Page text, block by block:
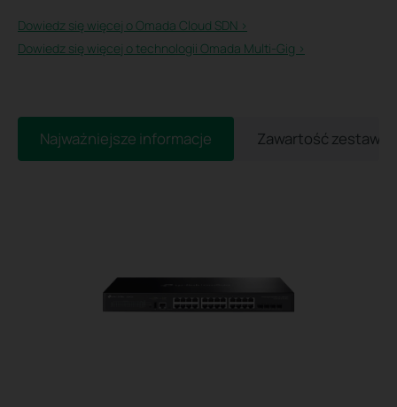
Dowiedz się więcej o Omada Cloud SDN >​
Dowiedz się więcej o technologii Omada Multi-Gig >
Najważniejsze informacje Zawartość zestawu